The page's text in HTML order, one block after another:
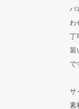
バ
わ
丁
装
で
サ
素